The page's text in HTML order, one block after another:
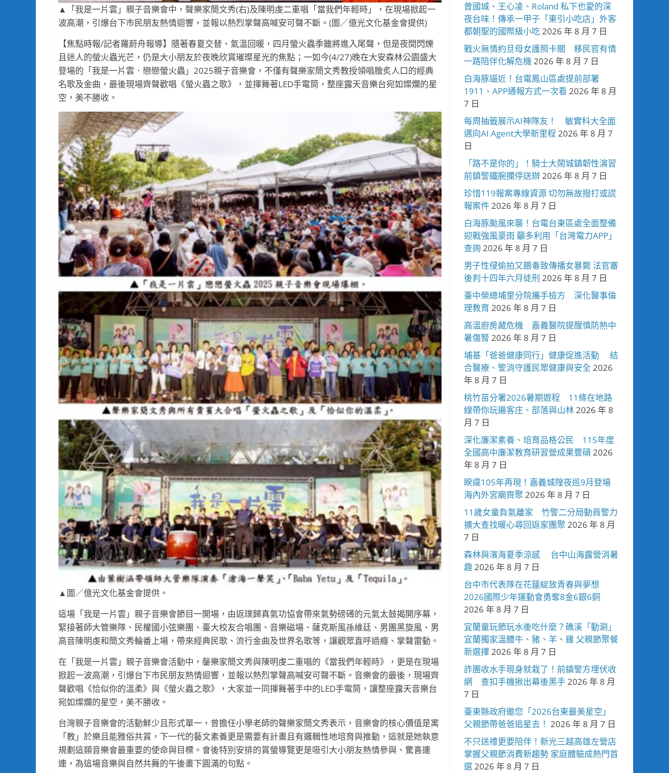
▲「我是一片雲」親子音樂會中，聲樂家簡文秀(右)及陳明虔二重唱「當我們年輕時」，在現場掀起一
波高潮，引爆台下市民朋友熱情迴響，並報以熱烈掌聲高喊安可聲不斷。(圖／億光文化基金會提供)
【焦點時報/記者羅蔚舟報導】隨著春夏交替、氣溫回暖，四月螢火蟲季雖將進入尾聲，但是夜間閃爍
且迷人的螢火蟲光芒，仍是大小朋友於夜晚欣賞璀璨星光的焦點；一如今(4/27)晚在大安森林公園盛大
登場的「我是一片雲．戀戀螢火蟲」2025親子音樂會，不僅有聲樂家簡文秀教授領唱膾炙人口的經典
名歌及金曲，最後現場齊聲歡唱《螢火蟲之歌》，並揮舞著LED手電筒，整座露天音樂台宛如燦爛的星
空，美不勝收。
▲圖／億光文化基金會提供。
這場「我是一片雲」親子音樂會節目一開場，由返璞歸真氣功協會帶來氣勢磅礡的元氣太鼓揭開序幕，
緊接著師大管樂隊、民權國小弦樂團、臺大校友合唱團、音樂磁場、薩克斯風孫維廷、男團黑旋風、男
高音陳明虔和簡文秀輪番上場，帶來經典民歌、流行金曲及世界名歌等，讓觀眾直呼過癮、掌聲雷動。
在「我是一片雲」親子音樂會活動中，鏧樂家簡文秀與陳明虔二重唱的《當我們年輕時》，更是在現場
掀起一波高潮，引爆台下市民朋友熱情迴響，並報以熱烈掌聲高喊安可聲不斷。音樂會的最後，現場齊
聲歡唱《恰似你的溫柔》與《螢火蟲之歌》，大家並一同揮舞著手中的LED手電筒，讓整座露天音樂台
宛如燦爛的星空，美不勝收。
台灣親子音樂會的活動鮮少且形式單一，曾擔任小學老師的聲樂家簡文秀表示，音樂會的核心價值是寓
「教」於樂且能雅俗共賞，下一代的藝文素養更是需要有計畫且有邏輯性地培育與推動，這就是她執意
規劃這類音樂會最重要的使命與目標。會後特別安排的賞螢導覽更是吸引大小朋友熱情參與、驚喜連
連，為這場音樂與自然共舞的午後畫下圓滿的句點。
曾國城、王心凌、Roland 私下也愛的深
夜台味！傳承一甲子「東引小吃店」外客
都朝聖的國際級小吃2026 年 8 月 7 日
戰火無情約旦母女護照卡關 移民官有情
一路陪伴化解危機2026 年 8 月 7 日
白海豚逼近！台電鳳山區處提前部署
1911、APP通報方式一次看 2026 年 8 月
7 日
每周抽籤展示AI神隊友！ 敏實科大全面
邁向AI Agent大學新里程 2026 年 8 月 7
日
「路不是你的」！騎士大鬧城鎮韌性演習
前鎮警鐵腕攔停送辦2026 年 8 月 7 日
珍惜119報案專線資源 切勿無故撥打或謊
報案件2026 年 8 月 7 日
白海豚颱風來襲！台電台東區處全面整備
迎戰強風豪雨 籲多利用「台灣電力APP」
查詢 2026 年 8 月 7 日
男子性侵偷拍又餵毒致傳播女暴斃 法官審
後判十四年六月徒刑 2026 年 8 月 7 日
臺中榮總埔里分院攜手檢方 深化醫事倫
理教育 2026 年 8 月 7 日
高溫廚房藏危機 嘉義醫院提醒慎防熱中
暑傷腎 2026 年 8 月 7 日
埔基「爸爸健康同行」健康促進活動 結
合醫療、警消守護民眾健康與安全 2026
年 8 月 7 日
桃竹苗分署2026暑期遊程 11條在地路
線帶你玩遍客庄、部落與山林2026 年 8
月 7 日
深化廉潔素養、培育品格公民 115年度
全國高中廉潔教育研習營成果豐碩 2026
年 8 月 7 日
睽違105年再現！嘉義城隍夜巡9月登場
海內外宮廟齊聚 2026 年 8 月 7 日
11歲女童負氣離家 竹警二分局動員警力
擴大查找暖心尋回返家團聚 2026 年 8 月
7 日
森林與濱海夏季涼感 台中山海露營消暑
趣2026 年 8 月 7 日
台中市代表隊在花蓮綻放青春與夢想
2026國際少年運動會勇奪8金6銀6銅
2026 年 8 月 7 日
宜蘭童玩節玩水後吃什麼？礁溪「動涮」
宜蘭獨家溫體牛、豬、羊、雞 父親節聚餐
新選擇2026 年 8 月 7 日
詐團收水手現身就栽了！前鎮警方埋伏收
網 查扣手機揪出幕後黑手2026 年 8 月
7 日
臺東縣政府邀您「2026台東最美星空」
父親節帶爸爸追星去！ 2026 年 8 月 7 日
不只送禮更要陪伴！新光三越高雄左營店
掌握父親節消費新趨勢 家庭體驗成熱門首
選2026 年 8 月 7 日